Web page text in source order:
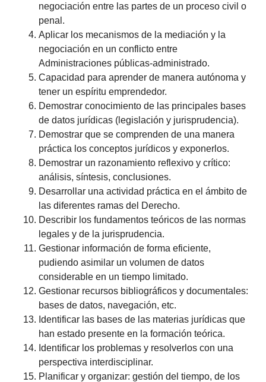
negociación entre las partes de un proceso civil o
penal.
Aplicar los mecanismos de la mediación y la
negociación en un conflicto entre
Administraciones públicas-administrado.
Capacidad para aprender de manera autónoma y
tener un espíritu emprendedor.
Demostrar conocimiento de las principales bases
de datos jurídicas (legislación y jurisprudencia).
Demostrar que se comprenden de una manera
práctica los conceptos jurídicos y exponerlos.
Demostrar un razonamiento reflexivo y crítico:
análisis, síntesis, conclusiones.
Desarrollar una actividad práctica en el ámbito de
las diferentes ramas del Derecho.
Describir los fundamentos teóricos de las normas
legales y de la jurisprudencia.
Gestionar información de forma eficiente,
pudiendo asimilar un volumen de datos
considerable en un tiempo limitado.
Gestionar recursos bibliográficos y documentales:
bases de datos, navegación, etc.
Identificar las bases de las materias jurídicas que
han estado presente en la formación teórica.
Identificar los problemas y resolverlos con una
perspectiva interdisciplinar.
Planificar y organizar: gestión del tiempo, de los